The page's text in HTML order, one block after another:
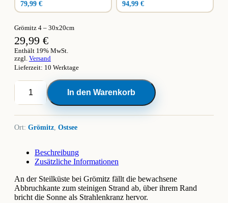
79,99 € 94,99 €
Grömitz 4 – 30x20cm
29,99 €
Enthält 19% MwSt.
zzgl. Versand
Lieferzeit: 10 Werktage
Leinwand
Grömitz
4
In den Warenkorb
Ort: Grömitz, Ostsee
Beschreibung
Zusätzliche Informationen
An der Steilküste bei Grömitz fällt die bewachsene
Abbruchkante zum steinigen Strand ab, über ihrem Rand
bricht die Sonne als Strahlenkranz hervor.